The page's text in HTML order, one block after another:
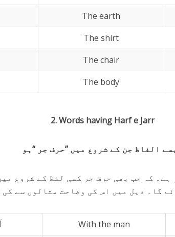
The earth
The shirt
The chair
The body
2. Words having Harf e Jarr
الفاظ جن کے شروع میں ’’حرف جر ‘‘ہو
کہ جب بھی حرف جر کسی لفظ کے شروع
گا۔ ذیل میں اس کی وضاحت مثالوں سے کی
With the man